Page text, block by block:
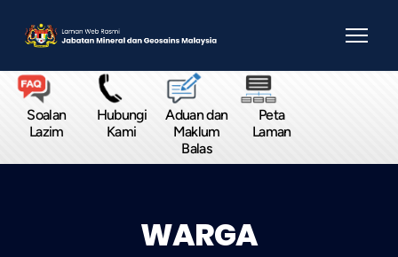
Soalan
Lazim
Hubungi
Kami
Aduan dan
Maklum
Balas
Peta
Laman
WARGA